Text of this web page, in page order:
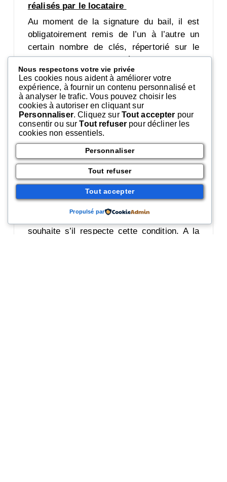
réalisés par le locataire
Au moment de la signature du bail, il est
obligatoirement remis de l’un à l’autre un
certain nombre de clés, répertorié sur le
bail, ou du moins sur l’état des lieux. Le
reste intervient au moment où le locataire
quittera le logement.
Rien n’interdit au locataire de faire des
doubles ou de changer la serrure ou le
barillet pendant toute la période de location,
et ce sans l’avis du propriétaire.
La condition à suivre est de remettre la
porte à son état initial lorsqu’il quitte
définitivement le logement puisqu’il ne
doit pas causer de transformation
peut donc effectuer les aménagements qu’il
souhaite s’il respecte cette condition. A la
Nous respectons votre vie privée
Les cookies nous aident à améliorer votre
expérience, à fournir un contenu personnalisé et
à analyser le trafic. Vous pouvez choisir les
cookies à autoriser en cliquant sur
Personnaliser. Cliquez sur Tout accepter pour
consentir ou surTout refuser pour décliner les
cookies non essentiels.
Personnaliser
Tout refuser
Tout accepter
Propulsé par